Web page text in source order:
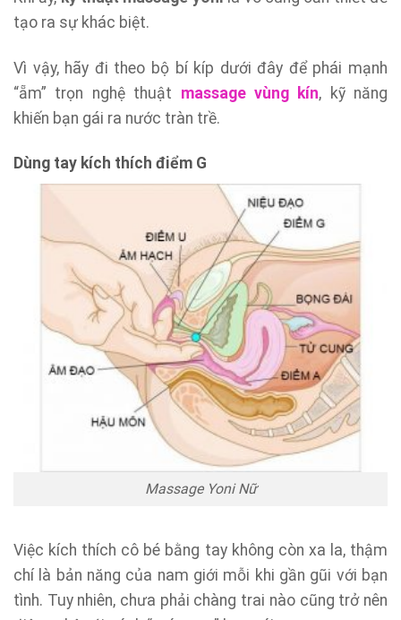
tạo ra sự khác biệt.
Vì vậy, hãy đi theo bộ bí kíp dưới đây để phái mạnh
“ẵm” trọn nghệ thuật massage vùng kín, kỹ năng
khiến bạn gái ra nước tràn trề.
Dùng tay kích thích điểm G
Massage Yoni Nữ
Việc kích thích cô bé bằng tay không còn xa la, thậm
chí là bản năng của nam giới mỗi khi gần gũi với bạn
tình. Tuy nhiên, chưa phải chàng trai nào cũng trở nên